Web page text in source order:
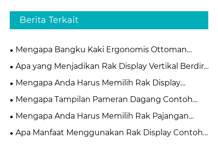
Berita Terkait
Mengapa Bangku Kaki Ergonomis Ottoman
untuk Bawah Meja Menjadi Penting untuk
Kenyamanan Kantor Modern
Apa yang Menjadikan Rak Display Vertikal Berdiri
di Lantai Solusi Paling Efektif untuk Ruang Ritel
dan Pameran Modern
Mengapa Anda Harus Memilih Rak Display
Keramik Vertikal Berpihak Logam untuk Toko
Mengapa Tampilan Pameran Dagang Contoh
Batu Ubin Penting untuk Ruang Pamer Modern
Mengapa Anda Harus Memilih Rak Pajangan
Ubin yang Dipasang di Dinding untuk Pameran
Dagang guna Mempercantik Booth Anda
Apa Manfaat Menggunakan Rak Display Contoh